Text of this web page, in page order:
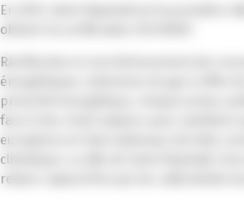
En 2013, Saint-Raphaël est la première
obtenir la certification ISO 50001.
Raréfaction et renchérissement des
énergétiques, émissions de gaz à effet
précarité énergétique, chaque acteur
face à des choix majeurs pour satisfaire
européens et internationaux de lutte
climatique. La ville de Saint-Raphaël
relever aujourd’hui par les collectivités